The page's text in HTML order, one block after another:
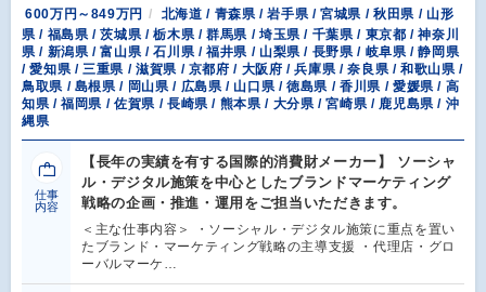
600万円～849万円
北海道 / 青森県 / 岩手県 / 宮城県 / 秋田県 / 山形
県 / 福島県 / 茨城県 / 栃木県 / 群馬県 / 埼玉県 / 千葉県 / 東京都 / 神奈川
県 / 新潟県 / 富山県 / 石川県 / 福井県 / 山梨県 / 長野県 / 岐阜県 / 静岡県
/ 愛知県 / 三重県 / 滋賀県 / 京都府 / 大阪府 / 兵庫県 / 奈良県 / 和歌山県 /
鳥取県 / 島根県 / 岡山県 / 広島県 / 山口県 / 徳島県 / 香川県 / 愛媛県 / 高
知県 / 福岡県 / 佐賀県 / 長崎県 / 熊本県 / 大分県 / 宮崎県 / 鹿児島県 / 沖
縄県
仕事
内容
【長年の実績を有する国際的消費財メーカー】 ソーシャ
ル・デジタル施策を中心としたブランドマーケティング
戦略の企画・推進・運用をご担当いただきます。
＜主な仕事内容＞ ・ソーシャル・デジタル施策に重点を置い
たブランド・マーケティング戦略の主導支援 ・代理店・グロ
ーバルマーケ…